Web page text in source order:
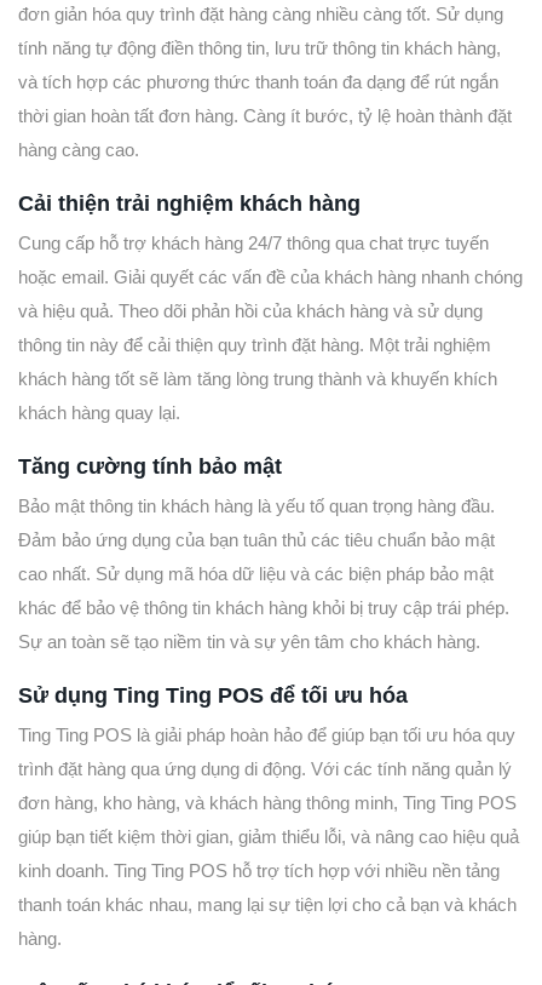
đơn giản hóa quy trình đặt hàng càng nhiều càng tốt. Sử dụng
tính năng tự động điền thông tin, lưu trữ thông tin khách hàng,
và tích hợp các phương thức thanh toán đa dạng để rút ngắn
thời gian hoàn tất đơn hàng. Càng ít bước, tỷ lệ hoàn thành đặt
hàng càng cao.
Cải thiện trải nghiệm khách hàng
Cung cấp hỗ trợ khách hàng 24/7 thông qua chat trực tuyến
hoặc email. Giải quyết các vấn đề của khách hàng nhanh chóng
và hiệu quả. Theo dõi phản hồi của khách hàng và sử dụng
thông tin này để cải thiện quy trình đặt hàng. Một trải nghiệm
khách hàng tốt sẽ làm tăng lòng trung thành và khuyến khích
khách hàng quay lại.
Tăng cường tính bảo mật
Bảo mật thông tin khách hàng là yếu tố quan trọng hàng đầu.
Đảm bảo ứng dụng của bạn tuân thủ các tiêu chuẩn bảo mật
cao nhất. Sử dụng mã hóa dữ liệu và các biện pháp bảo mật
khác để bảo vệ thông tin khách hàng khỏi bị truy cập trái phép.
Sự an toàn sẽ tạo niềm tin và sự yên tâm cho khách hàng.
Sử dụng Ting Ting POS để tối ưu hóa
Ting Ting POS là giải pháp hoàn hảo để giúp bạn tối ưu hóa quy
trình đặt hàng qua ứng dụng di động. Với các tính năng quản lý
đơn hàng, kho hàng, và khách hàng thông minh, Ting Ting POS
giúp bạn tiết kiệm thời gian, giảm thiểu lỗi, và nâng cao hiệu quả
kinh doanh. Ting Ting POS hỗ trợ tích hợp với nhiều nền tảng
thanh toán khác nhau, mang lại sự tiện lợi cho cả bạn và khách
hàng.